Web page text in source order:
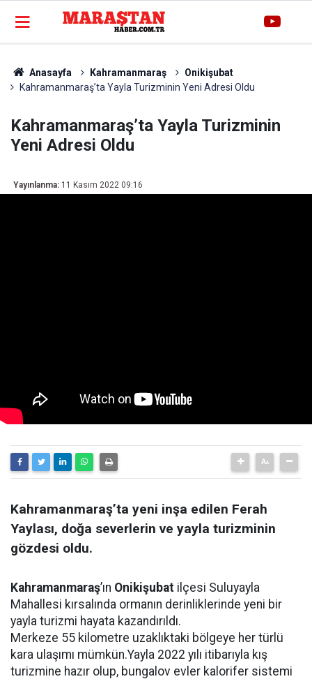
Anasayfa Kahramanmaraş
Onikişubat
Kahramanmaraş’ta Yayla Turizminin Yeni Adresi Oldu
Kahramanmaraş’ta Yayla Turizminin
Yeni Adresi Oldu
Yayınlanma: 11 Kasım 2022 09:16
Kahramanmaraş’ta yeni inşa edilen Ferah
Yaylası, doğa severlerin ve yayla turizminin
gözdesi oldu.
Kahramanmaraş’ın Onikişubat ilçesi Suluyayla
Mahallesi kırsalında ormanın derinliklerinde yeni bir
yayla turizmi hayata kazandırıldı.
Merkeze 55 kilometre uzaklıktaki bölgeye her türlü
kara ulaşımı mümkün.Yayla 2022 yılı itibarıyla kış
turizmine hazır olup, bungalov evler kalorifer sistemi